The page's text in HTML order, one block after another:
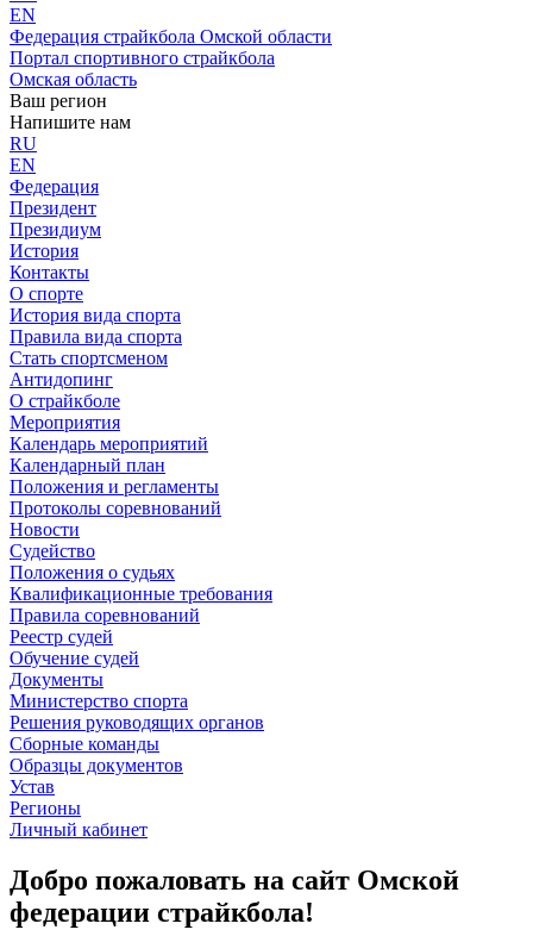
EN
Федерация страйкбола Омской области
Портал спортивного страйкбола
Омская область
Ваш регион
Напишите нам
RU
EN
Федерация
Президент
Президиум
История
Контакты
О спорте
История вида спорта
Правила вида спорта
Стать спортсменом
Антидопинг
О страйкболе
Мероприятия
Календарь мероприятий
Календарный план
Положения и регламенты
Протоколы соревнований
Новости
Судейство
Положения о судьях
Квалификационные требования
Правила соревнований
Реестр судей
Обучение судей
Документы
Министерство спорта
Решения руководящих органов
Сборные команды
Образцы документов
Устав
Регионы
Личный кабинет
Добро пожаловать на сайт Омской
федерации страйкбола!